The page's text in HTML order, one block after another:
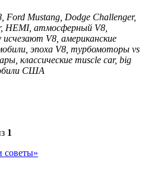
Ford Mustang, Dodge Challenger,
HEMI, атмосферный V8,
V8, американские
эпоха V8, турбомоторы vs
классические muscle car, big
США
1
советы»